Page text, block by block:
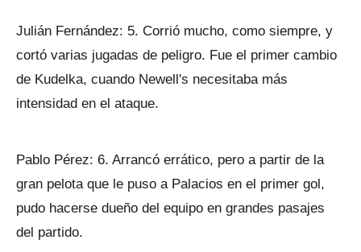
Julián Fernández: 5. Corrió mucho, como siempre, y
cortó varias jugadas de peligro. Fue el primer cambio
de Kudelka, cuando Newell's necesitaba más
intensidad en el ataque.
Pablo Pérez: 6. Arrancó errático, pero a partir de la
gran pelota que le puso a Palacios en el primer gol,
pudo hacerse dueño del equipo en grandes pasajes
del partido.